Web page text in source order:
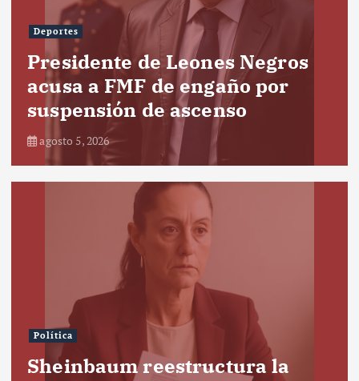
Deportes
Presidente de Leones Negros
acusa a FMF de engaño por
suspensión de ascenso
agosto 5, 2026
Política
Sheinbaum reestructura la